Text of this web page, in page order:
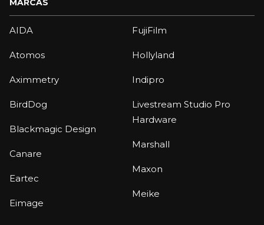
MARCAS
AIDA
Atomos
Aximmetry
BirdDog
Blackmagic Design
Canare
Eartec
Eimage
FujiFilm
Hollyland
Indipro
Livestream Studio Pro
Hardware
Marshall
Maxon
Meike